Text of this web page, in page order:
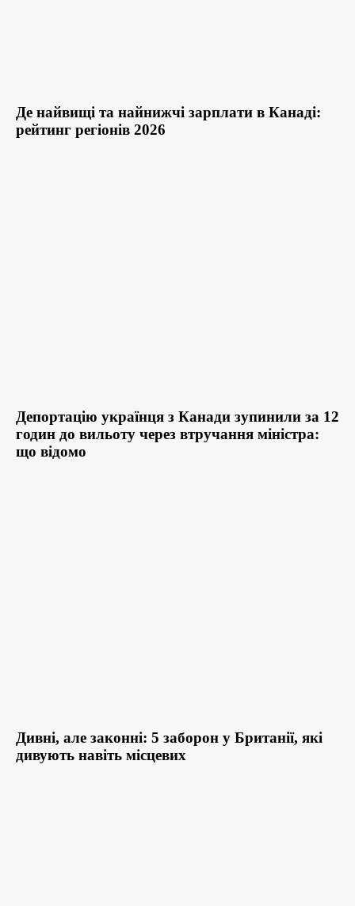
Де найвищі та найнижчі зарплати в Канаді:
рейтинг регіонів 2026
Депортацію українця з Канади зупинили за 12
годин до вильоту через втручання міністра:
що відомо
Дивні, але законні: 5 заборон у Британії, які
дивують навіть місцевих